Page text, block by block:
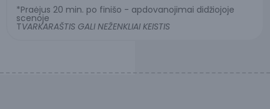
*Praėjus 20 min. po finišo - apdovanojimai didžiojoje
scenoje
TVARKARAŠTIS GALI NEŽENKLIAI KEISTIS